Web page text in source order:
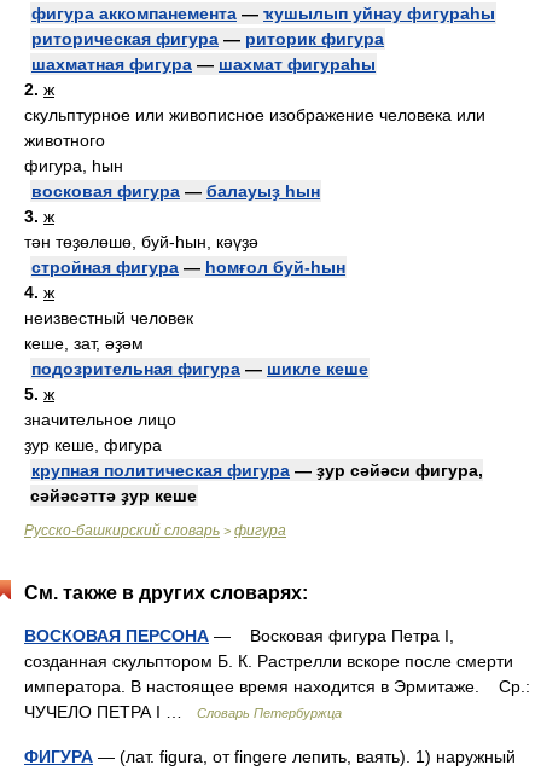
фигура аккомпанемента — ҡушылып уйнау фигураһы
риторическая фигура — риторик фигура
шахматная фигура — шахмат фигураһы
2. ж
скульптурное или живописное изображение человека или
животного
фигура, һын
восковая фигура — балауыҙ һын
3. ж
тән төҙөлөшө, буй-һын, кәүҙә
стройная фигура — һомғол буй-һын
4. ж
неизвестный человек
кеше, зат, әҙәм
подозрительная фигура — шикле кеше
5. ж
значительное лицо
ҙур кеше, фигура
крупная политическая фигура — ҙур сәйәси фигура,
сәйәсәттә ҙур кеше
Русско-башкирский словарь > фигура
См. также в других словарях:
ВОСКОВАЯ ПЕРСОНА — Восковая фигура Петра I,
созданная скульптором Б. К. Растрелли вскоре после смерти
императора. В настоящее время находится в Эрмитаже. Ср.:
ЧУЧЕЛО ПЕТРА I …
Словарь Петербуржца
ФИГУРА — (лат. figura, от fingere лепить, ваять). 1) наружный